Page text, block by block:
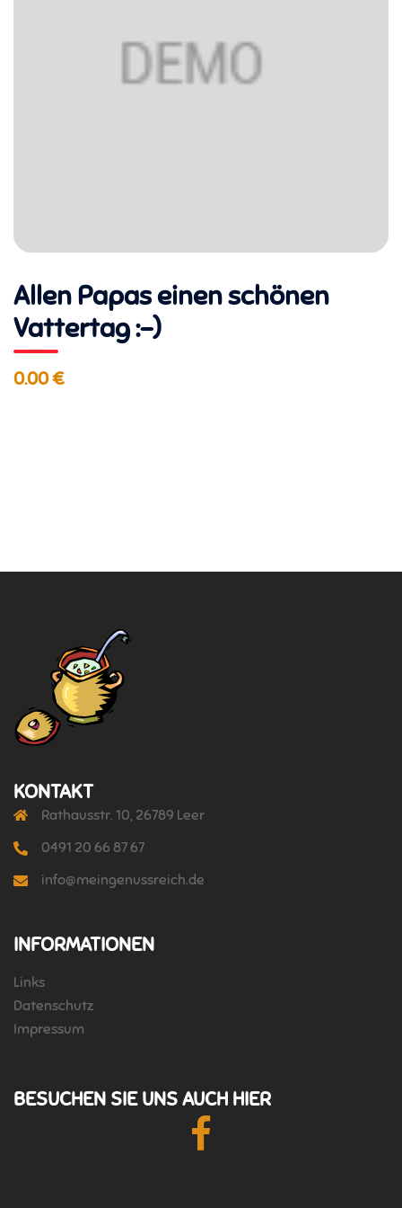
Allen Papas einen schönen
Vattertag :-)
0.00 €
KONTAKT
Rathausstr. 10, 26789 Leer
0491 20 66 87 67
info@meingenussreich.de
INFORMATIONEN
Links
Datenschutz
Impressum
BESUCHEN SIE UNS AUCH HIER